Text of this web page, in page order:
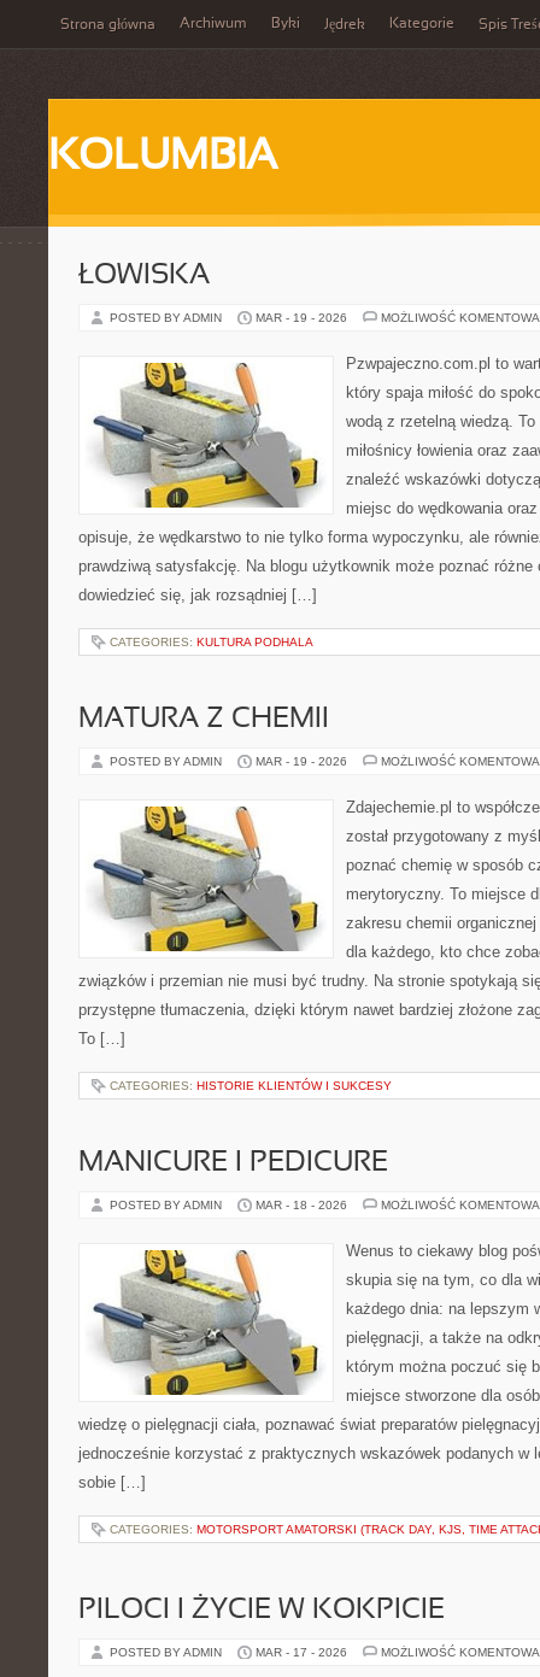
Strona główna Archiwum Byki Jędrek Kategorie Spis
KOLUMBIA
ŁOWISKA
POSTED BY ADMIN MAR - 19 - 2026 MOŻLIWOŚĆ
Pzwpajeczno.com.pl to
który spaja miłość do
wodą z rzetelną wiedzą.
miłośnicy łowienia oraz
znaleźć wskazówki
miejsc do wędkowania
opisuje, że wędkarstwo to nie tylko forma wypoczynku, ale
prawdziwą satysfakcję. Na blogu użytkownik może poznać
dowiedzieć się, jak rozsądniej […]
CATEGORIES: KULTURA PODHALA
MATURA Z CHEMII
POSTED BY ADMIN MAR - 19 - 2026 MOŻLIWOŚĆ
Zdajechemie.pl to
został przygotowany z
poznać chemię w sposób
merytoryczny. To miejsce
zakresu chemii
dla każdego, kto chce
związków i przemian nie musi być trudny. Na stronie spotykają
przystępne tłumaczenia, dzięki którym nawet bardziej złożone
To […]
CATEGORIES: HISTORIE KLIENTÓW I SUKCESY
MANICURE I PEDICURE
POSTED BY ADMIN MAR - 18 - 2026 MOŻLIWOŚĆ
Wenus to ciekawy blog
skupia się na tym, co dla
każdego dnia: na lepszym
pielęgnacji, a także na
którym można poczuć się
miejsce stworzone dla
wiedzę o pielęgnacji ciała, poznawać świat preparatów
jednocześnie korzystać z praktycznych wskazówek podanych w
sobie […]
CATEGORIES: MOTORSPORT AMATORSKI (TRACK DAY, KJS, TIME
PILOCI I ŻYCIE W KOKPICIE
POSTED BY ADMIN MAR - 17 - 2026 MOŻLIWOŚĆ